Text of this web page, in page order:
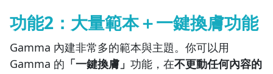
功能2：大量範本＋一鍵換膚功能
Gamma 內建非常多的範本與主題。你可以用
Gamma 的 「一鍵換膚」 功能，在不更動任何內容的